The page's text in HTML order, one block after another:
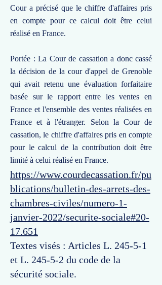
Cour a précisé que le chiffre d'affaires pris
en compte pour ce calcul doit être celui
réalisé en France.
Portée : La Cour de cassation a donc cassé
la décision de la cour d'appel de Grenoble
qui avait retenu une évaluation forfaitaire
basée sur le rapport entre les ventes en
France et l'ensemble des ventes réalisées en
France et à l'étranger. Selon la Cour de
cassation, le chiffre d'affaires pris en compte
pour le calcul de la contribution doit être
limité à celui réalisé en France.
https://www.courdecassation.fr/pu
blications/bulletin-des-arrets-des-
chambres-civiles/numero-1-
janvier-2022/securite-sociale#20-
17.651
Textes visés : Articles L. 245-5-1
et L. 245-5-2 du code de la
sécurité sociale.